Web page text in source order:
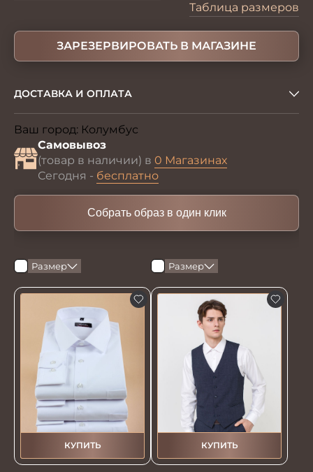
Таблица размеров
ЗАРЕЗЕРВИРОВАТЬ В МАГАЗИНЕ
ДОСТАВКА И ОПЛАТА
Ваш город: Колумбус
Самовывоз
(товар в наличии) в 0 Магазинах
Сегодня - бесплатно
Собрать образ в один клик
Размер
КУПИТЬ
Размер
КУПИТЬ